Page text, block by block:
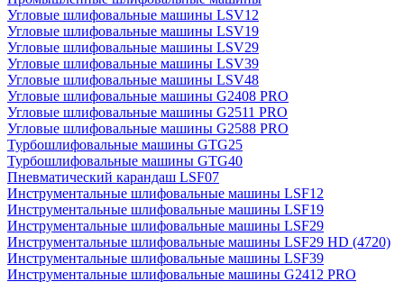
Угловые шлифовальные машины LSV12
Угловые шлифовальные машины LSV19
Угловые шлифовальные машины LSV29
Угловые шлифовальные машины LSV39
Угловые шлифовальные машины LSV48
Угловые шлифовальные машины G2408 PRO
Угловые шлифовальные машины G2511 PRO
Угловые шлифовальные машины G2588 PRO
Турбошлифовальные машины GTG25
Турбошлифовальные машины GTG40
Пневматический карандаш LSF07
Инструментальные шлифовальные машины LSF12
Инструментальные шлифовальные машины LSF19
Инструментальные шлифовальные машины LSF29
Инструментальные шлифовальные машины LSF29 HD (4720)
Инструментальные шлифовальные машины LSF39
Инструментальные шлифовальные машины G2412 PRO